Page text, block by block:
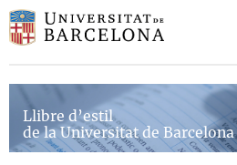
Llibre d’estil
de la Universitat de Barcelona